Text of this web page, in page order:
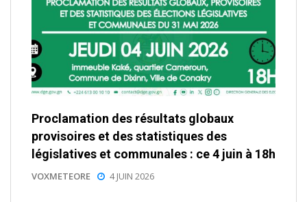
Proclamation des résultats globaux
provisoires et des statistiques des
législatives et communales : ce 4 juin à 18h
VOXMETEORE 4 JUIN 2026